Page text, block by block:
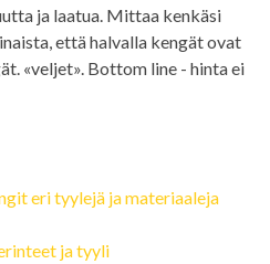
ja laatua. Mittaa kenkäsi
että halvalla kengät ovat
«veljet». Bottom line - hinta ei
eri tyylejä ja materiaaleja
ja tyyli